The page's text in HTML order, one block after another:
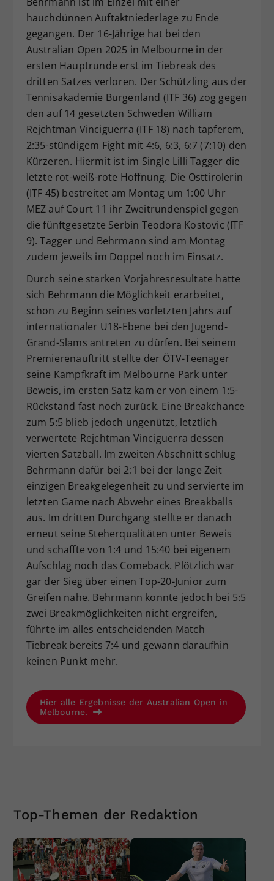
hauchdünnen Auftaktniederlage zu Ende
gegangen. Der 16-Jährige hat bei den
Australian Open 2025 in Melbourne in der
ersten Hauptrunde erst im Tiebreak des
dritten Satzes verloren. Der Schützling aus der
Tennisakademie Burgenland (ITF 36) zog gegen
den auf 14 gesetzten Schweden William
Rejchtman Vinciguerra (ITF 18) nach tapferem,
2:35-stündigem Fight mit 4:6, 6:3, 6:7 (7:10) den
Kürzeren. Hiermit ist im Single Lilli Tagger die
letzte rot-weiß-rote Hoffnung. Die Osttirolerin
(ITF 45) bestreitet am Montag um 1:00 Uhr
MEZ auf Court 11 ihr Zweitrundenspiel gegen
die fünftgesetzte Serbin Teodora Kostovic (ITF
9). Tagger und Behrmann sind am Montag
zudem jeweils im Doppel noch im Einsatz.
Durch seine starken Vorjahresresultate hatte
sich Behrmann die Möglichkeit erarbeitet,
schon zu Beginn seines vorletzten Jahrs auf
internationaler U18-Ebene bei den Jugend-
Grand-Slams antreten zu dürfen. Bei seinem
Premierenauftritt stellte der ÖTV-Teenager
seine Kampfkraft im Melbourne Park unter
Beweis, im ersten Satz kam er von einem 1:5-
Rückstand fast noch zurück. Eine Breakchance
zum 5:5 blieb jedoch ungenützt, letztlich
verwertete Rejchtman Vinciguerra dessen
vierten Satzball. Im zweiten Abschnitt schlug
Behrmann dafür bei 2:1 bei der lange Zeit
einzigen Breakgelegenheit zu und servierte im
letzten Game nach Abwehr eines Breakballs
aus. Im dritten Durchgang stellte er danach
erneut seine Steherqualitäten unter Beweis
und schaffte von 1:4 und 15:40 bei eigenem
Aufschlag noch das Comeback. Plötzlich war
gar der Sieg über einen Top-20-Junior zum
Greifen nahe. Behrmann konnte jedoch bei 5:5
zwei Breakmöglichkeiten nicht ergreifen,
führte im alles entscheidenden Match
Tiebreak bereits 7:4 und gewann daraufhin
keinen Punkt mehr.
Hier alle Ergebnisse der Australian Open in
Melbourne.
Top-Themen der Redaktion
Zweck
Dieser Wert speichert Ihre Consent-
Einstellungen. Unter anderem eine
zufällig generierte ID, für die
historische Speicherung Ihrer
vorgenommen Einstellungen, falls der
Webseiten-Betreiber dies eingestellt
hat.